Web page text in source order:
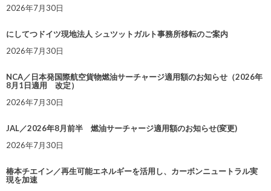
2026年7月30日
にしてつドイツ現地法人 シュツットガルト事務所移転のご案内
2026年7月30日
NCA／日本発国際航空貨物燃油サーチャージ適用額のお知らせ（2026年
8月1日適用 改定）
2026年7月30日
JAL／2026年8月前半 燃油サーチャージ適用額のお知らせ(変更)
2026年7月30日
椿本チエイン／再生可能エネルギーを活用し、カーボンニュートラル実
現を加速